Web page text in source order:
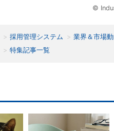
©
採用管理システム
業界＆市場動
特集記事一覧